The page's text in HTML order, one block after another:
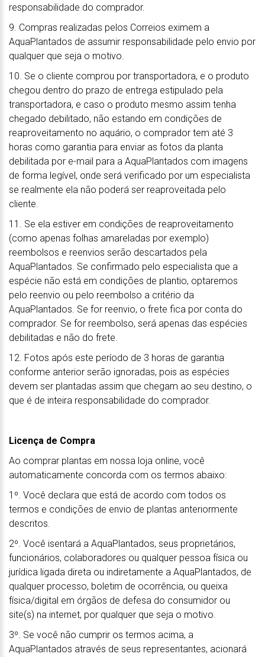
responsabilidade do comprador.
9. Compras realizadas pelos Correios eximem a
AquaPlantados de assumir responsabilidade pelo envio por
qualquer que seja o motivo.
10. Se o cliente comprou por transportadora, e o produto
chegou dentro do prazo de entrega estipulado pela
transportadora, e caso o produto mesmo assim tenha
chegado debilitado, não estando em condições de
reaproveitamento no aquário, o comprador tem até 3
horas como garantia para enviar as fotos da planta
debilitada por e-mail para a AquaPlantados com imagens
de forma legível, onde será verificado por um especialista
se realmente ela não poderá ser reaproveitada pelo
cliente.
11. Se ela estiver em condições de reaproveitamento
(como apenas folhas amareladas por exemplo)
reembolsos e reenvios serão descartados pela
AquaPlantados. Se confirmado pelo especialista que a
espécie não está em condições de plantio, optaremos
pelo reenvio ou pelo reembolso a critério da
AquaPlantados. Se for reenvio, o frete fica por conta do
comprador. Se for reembolso, será apenas das espécies
debilitadas e não do frete.
12. Fotos após este período de 3 horas de garantia
conforme anterior serão ignoradas, pois as espécies
devem ser plantadas assim que chegam ao seu destino, o
que é de inteira responsabilidade do comprador.
Licença de Compra
Ao comprar plantas em nossa loja online, você
automaticamente concorda com os termos abaixo:
1º. Você declara que está de acordo com todos os
termos e condições de envio de plantas anteriormente
descritos.
2º. Você isentará a AquaPlantados, seus proprietários,
funcionários, colaboradores ou qualquer pessoa física ou
jurídica ligada direta ou indiretamente a AquaPlantados, de
qualquer processo, boletim de ocorrência, ou queixa
física/digital em órgãos de defesa do consumidor ou
site(s) na internet, por qualquer que seja o motivo.
3º. Se você não cumprir os termos acima, a
AquaPlantados através de seus representantes, acionará